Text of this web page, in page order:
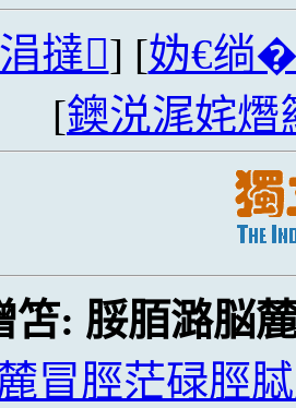
涓撻] [妫€绱
[鐭涚浘姹熸
笘: 脮脜潞脳
冒脛茫碌脛